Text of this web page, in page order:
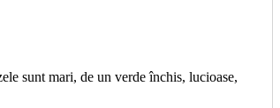
sunt mari, de un verde închis, lucioase,